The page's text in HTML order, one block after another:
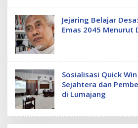
Jejaring Belajar
Emas 2045 Menurut
Sosialisasi Quick
Sejahtera dan
di Lumajang